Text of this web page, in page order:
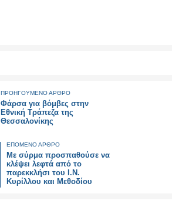
ΠΡΟΗΓΟΥΜΕΝΟ ΑΡΘΡΟ
Φάρσα για βόμβες στην
Εθνική Τράπεζα της
Θεσσαλονίκης
ΕΠΟΜΕΝΟ ΑΡΘΡΟ
Με σύρμα προσπαθούσε να
κλέψει λεφτά από το
παρεκκλήσι του Ι.Ν.
Κυρίλλου και Μεθοδίου